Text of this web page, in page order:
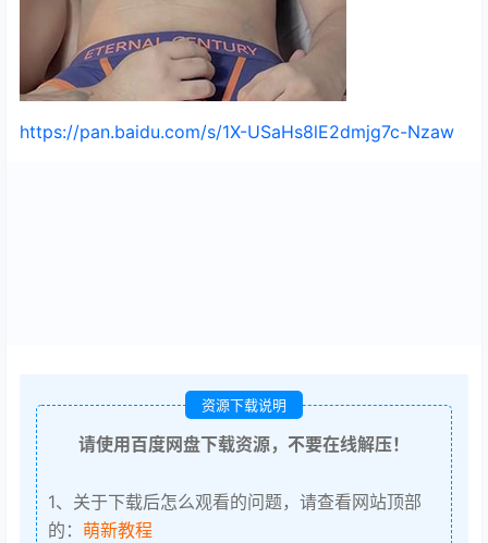
https://pan.baidu.com/s/1X-USaHs8lE2dmjg7c-Nzaw
资源下载说明
请使用百度网盘下载资源，不要在线解压！
1、关于下载后怎么观看的问题，请查看网站顶部
的： 萌新教程